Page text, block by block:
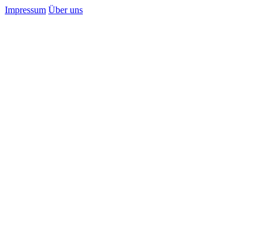
Impressum Über uns